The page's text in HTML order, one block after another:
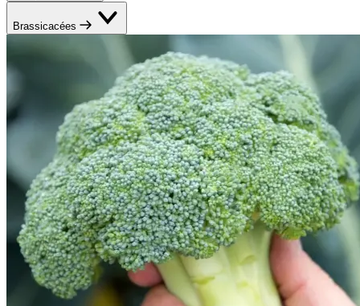
Brassicacées